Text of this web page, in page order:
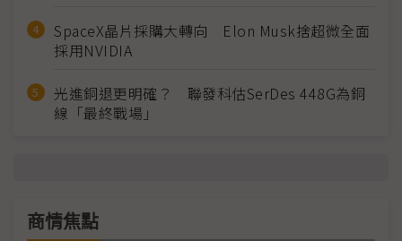
SpaceX晶片採購大轉向 Elon Musk捨超微全面
採用NVIDIA
光進銅退更明確？ 聯發科估SerDes 448G為銅
線「最終戰場」
商情焦點